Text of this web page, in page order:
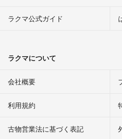
ラクマ公式ガイド
ラクマについて
会社概要
利用規約
古物営業法に基づく表記